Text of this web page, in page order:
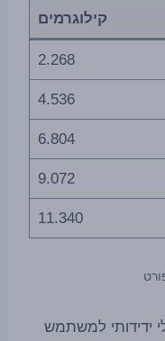
קילוגרמים
2.268
4.536
6.804
9.072
11.340
ידידותי למשתמש